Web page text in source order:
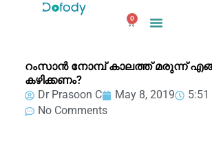
0
Cart
റംസാൻ നോമ്പ് കാലത്ത് മരുന്ന്
കഴിക്കണം?
Dr Prasoon C
May 8, 2019
5:51
No Comments